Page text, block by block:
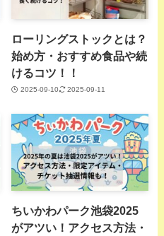
ローリングストックとは？
始め方・おすすめ食品や続
けるコツ！！
2025-09-10 2025-09-11
ちいかわパーク池袋2025
がアツい！アクセス方法・